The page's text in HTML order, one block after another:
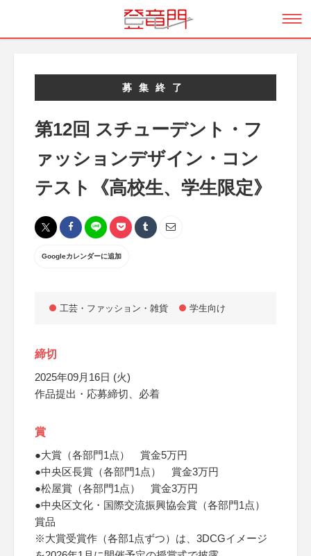
募集終了
第12回 スチューデント・フ
ァッションデザイン・コン
テスト《高校生、学生限定》
Googleカレンダーに追加
工芸・ファッション・雑貨 学生向け
締切
2025年09月16日 (火)
作品提出・応募締切、必着
賞
●大賞（各部門1点） 賞金5万円
●中央区長賞（各部門1点） 賞金3万円
●松屋賞（各部門1点） 賞金3万円
●中央区文化・国際交流振興協会賞（各部門1点）
賞品
※大賞受賞作（各部1点ずつ）は、3DCGイメージ